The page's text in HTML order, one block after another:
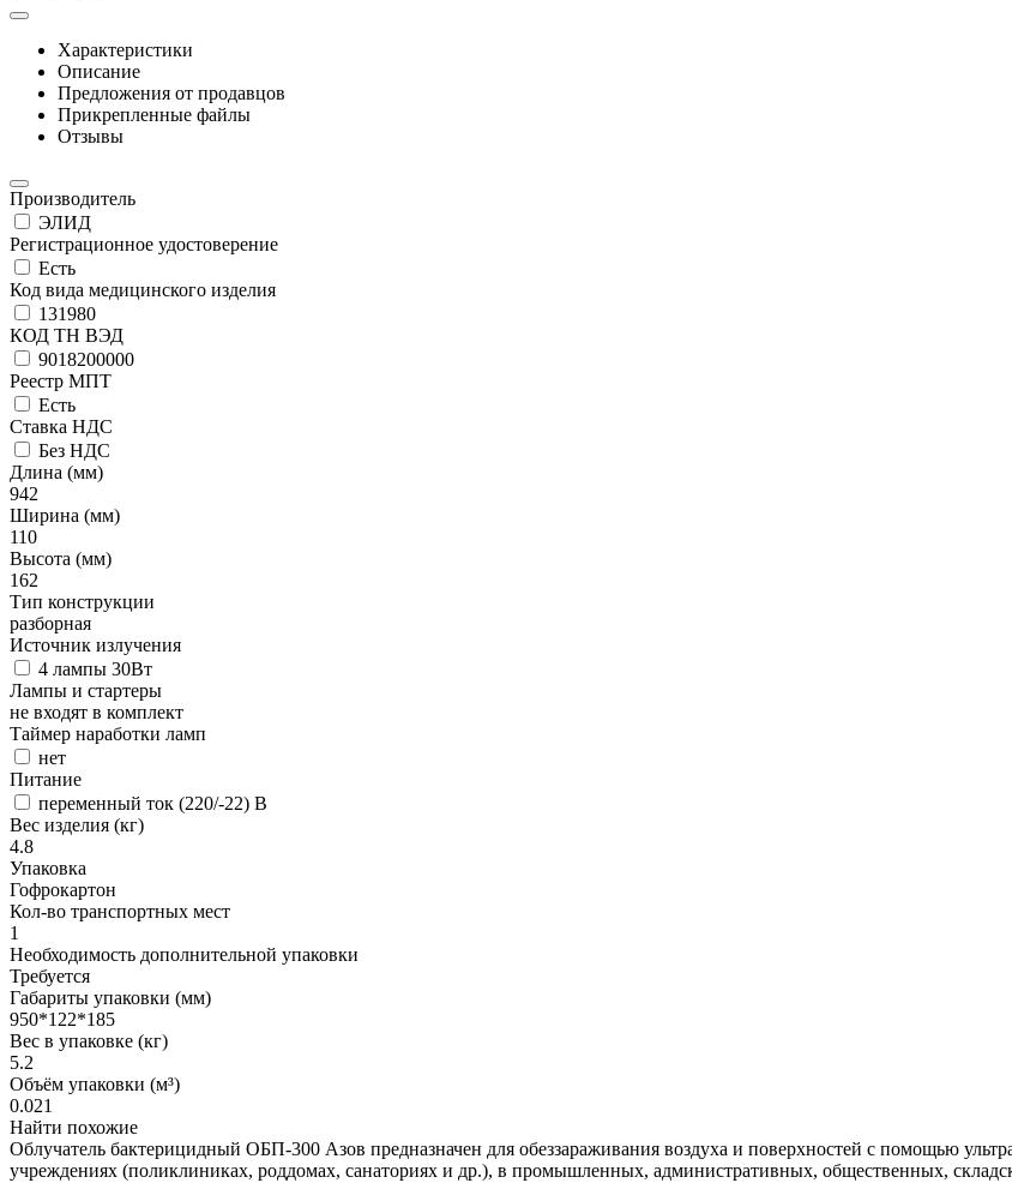
Характеристики
Описание
Предложения от продавцов
Прикрепленные файлы
Отзывы
Производитель
ЭЛИД
Регистрационное удостоверение
Есть
Код вида медицинского изделия
131980
КОД ТН ВЭД
9018200000
Реестр МПТ
Есть
Ставка НДС
Без НДС
Длина (мм)
942
Ширина (мм)
110
Высота (мм)
162
Тип конструкции
разборная
Источник излучения
4 лампы 30Вт
Лампы и стартеры
не входят в комплект
Таймер наработки ламп
нет
Питание
переменный ток (220/-22) В
Вес изделия (кг)
4.8
Упаковка
Гофрокартон
Кол-во транспортных мест
1
Необходимость дополнительной упаковки
Требуется
Габариты упаковки (мм)
950*122*185
Вес в упаковке (кг)
5.2
Объём упаковки (м³)
0.021
Найти похожие
Облучатель бактерицидный ОБП-300 Азов предназначен для обеззараживания воздуха и поверхностей с помощью
учреждениях (поликлиниках, роддомах, санаториях и др.), в промышленных, административных, общественных,